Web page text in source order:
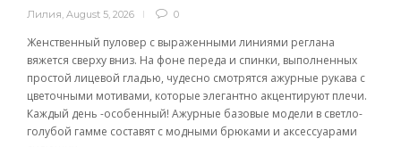
Лилия August 5, 2026 0
Женственный пуловер с выраженными линиями реглана
вяжется сверху вниз. На фоне переда и спинки, выполненных
простой лицевой гладью, чудесно смотрятся ажурные рукава с
цветочными мотивами, которые элегантно акцентируют плечи.
Каждый день -особенный! Ажурные базовые модели в светло-
голубой гамме составят с модными брюками и аксессуарами